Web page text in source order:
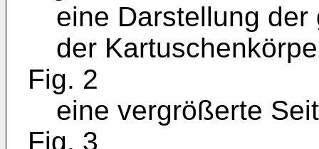
eine Darstellung
der
Fig. 2
eine vergrößerte
Fig. 3